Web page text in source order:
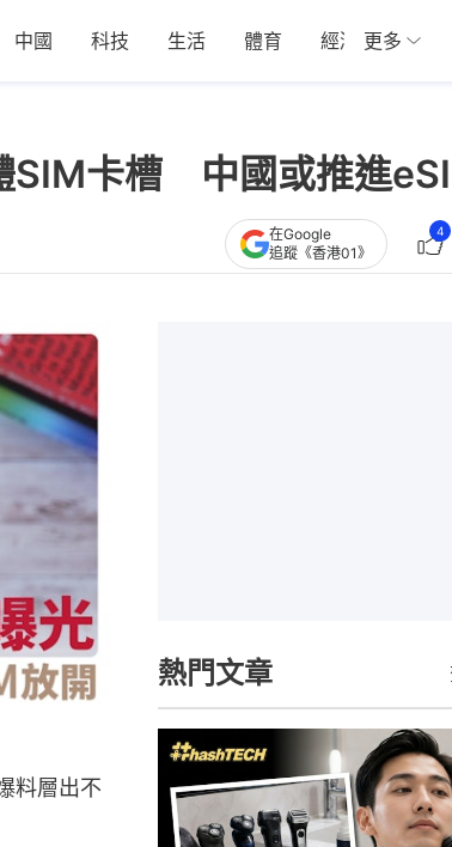
中國 科技 生活 體育 經濟 01深圳
更多
卡槽 中國或推進
在Google
追蹤《香港01》
4
料層出不
熱門文章